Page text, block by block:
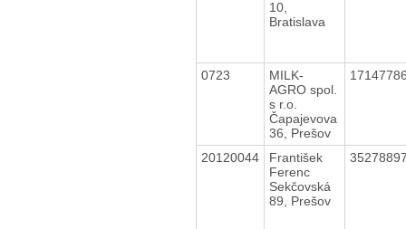
10,
Bratislava
0723
MILK-
AGRO spol.
s r.o.
Čapajevova
36, Prešov
20120044
František
Ferenc
Sekčovská
89, Prešov